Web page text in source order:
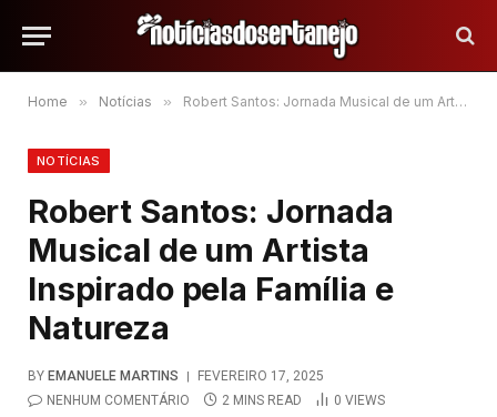
Home » Notícias » Robert Santos: Jornada Musical de um Artista Inspirado pela Família e Natureza
NOTÍCIAS
Robert Santos: Jornada
Musical de um Artista
Inspirado pela Família e
Natureza
BY EMANUELE MARTINS
FEVEREIRO 17, 2025
NENHUM COMENTÁRIO
2 MINS READ 0 VIEWS